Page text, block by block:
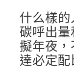
什么樣的
碳呼出
擬年夜
達必定配